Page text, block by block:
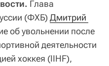
Глава
(ФХБ) Дмитрий
об увольнении после
деятельности
хоккея (IIHF),